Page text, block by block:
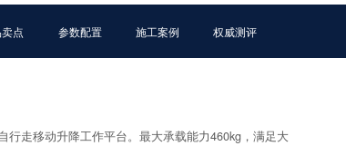
点 参数配置 施工案例 权威测评
走移动升降工作平台。最大承载能力460kg，满足大